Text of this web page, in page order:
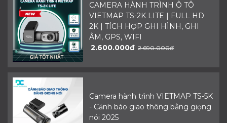
CAMERA HÀNH TRÌNH Ô TÔ
VIETMAP TS-2K LITE | FULL HD
2K | TÍCH HỢP GHI HÌNH, GHI
ÂM, GPS, WIFI
2.600.000đ 2.690.000đ
Camera hành trình VIETMAP TS-5K
- Cảnh báo giao thông bằng giọng
nói 2025